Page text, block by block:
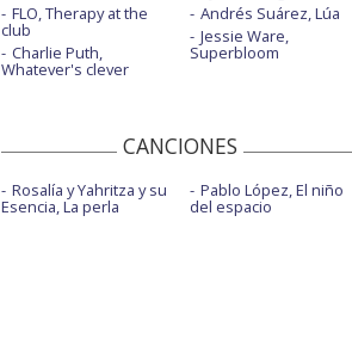
FLO, Therapy at the
club
Charlie Puth,
Whatever's clever
Andrés Suárez, Lúa
Jessie Ware,
Superbloom
CANCIONES
Rosalía y Yahritza y su
Esencia, La perla
Pablo López, El niño
del espacio